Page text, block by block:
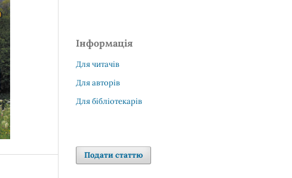
Інформація
Для читачів
Для авторів
Для бібліотекарів
Подати статтю